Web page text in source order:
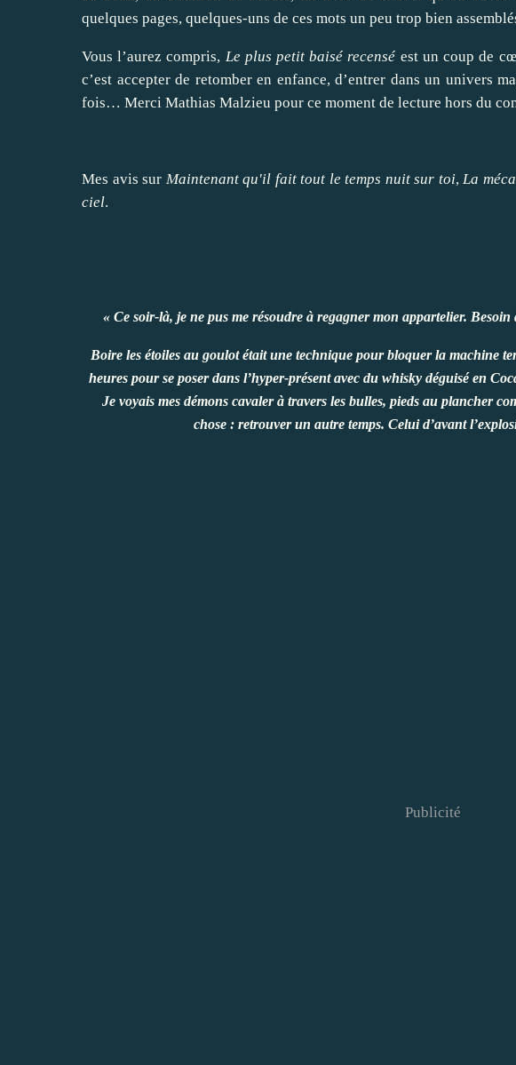
quelques pages, quelques-uns de ces mots un peu trop bien
Vous l’aurez compris, Le plus petit baisé recensé est un coup de
c’est accepter de retomber en enfance, d’entrer dans un univers
fois… Merci Mathias Malzieu pour ce moment de lecture hors du
Mes avis sur Maintenant qu'il fait tout le temps nuit sur toi, La
ciel.
« Ce soir-là, je ne pus me résoudre à regagner mon appartelier. Besoin
Boire les étoiles au goulot était une technique pour bloquer la machine
heures pour se poser dans l’hyper-présent avec du whisky déguisé en
Je voyais mes démons cavaler à travers les bulles, pieds au plancher
chose : retrouver un autre temps. Celui d’avant
Publicité